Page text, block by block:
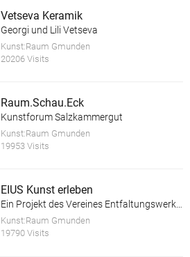
Vetseva Keramik
Georgi und Lili Vetseva
Kunst:Raum Gmunden
20206 Visits
Raum.Schau.Eck
Kunstforum Salzkammergut
Kunst:Raum Gmunden
19953 Visits
EIUS Kunst erleben
Ein Projekt des Vereines Entfaltungswerkstatt
Kunst:Raum Gmunden
19790 Visits